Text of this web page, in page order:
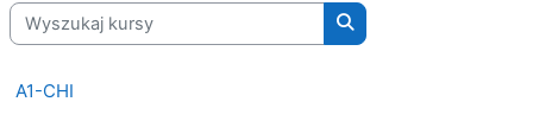
Wyszukaj kursy
Wyszukaj kursy
A1-CHI